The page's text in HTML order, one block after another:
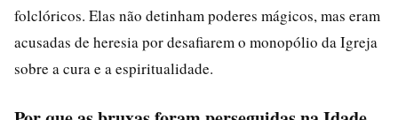
folclóricos. Elas não detinham poderes mágicos, mas eram
acusadas de heresia por desafiarem o monopólio da Igreja
sobre a cura e a espiritualidade.